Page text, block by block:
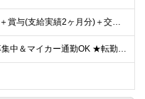
■月給26万円以上＋賞与(支給実績2ヶ月分)＋交通費 ★6月からはチームインセンティブも新たに導入予定！ ※スキル・経験を考慮の上、決定いたします ※上記には見込み残業代2万円以上（24時間分）を含
★横浜、大阪で募集中＆マイカー通勤OK ★転勤はありません ★希望の勤務地に配属します 【本社】 神奈川県横浜市戸塚区矢部町65 イェルコローレビル1F 【大阪オフィス】 大阪府大阪市北区池田町2